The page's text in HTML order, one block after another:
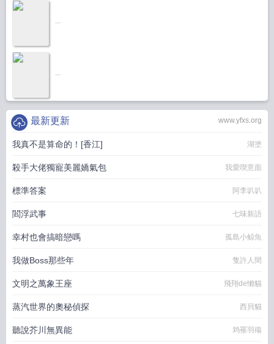
...
...
www.yfxs.org
最新更新
我真不是算命的！[香江] 湖塗
殺手大佬獨寵美麗嬌氣包 我愛喫意面
標準答案 阿李叭叭
閻浮武事 七味新語
幸村也會搞暗戀嗎 孤島小鲸魚
我做Boss那些年 隻許人間
文明之萬象王座 飛翔de懶貓
蒸汽世界的奧秘偵探 西貝貓
聽說芥川無異能 鸩罹羽殤